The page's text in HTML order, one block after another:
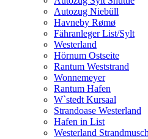
Autozug Niebüll
Havneby Rømø
Fähranleger List/Sylt
Westerland
Hörnum Ostseite
Rantum Weststrand
Wonnemeyer
Rantum Hafen
W`stedt Kursaal
Strandoase Westerland
Hafen in List
Westerland